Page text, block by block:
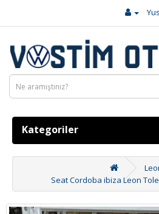
Kategoriler
Seat Cordoba ibiza Leon